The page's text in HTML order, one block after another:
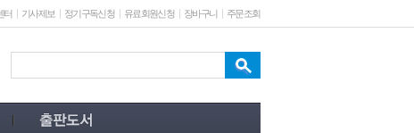
터 기사제보 정기구독신청 유료회원신청 장바구니 주문조회